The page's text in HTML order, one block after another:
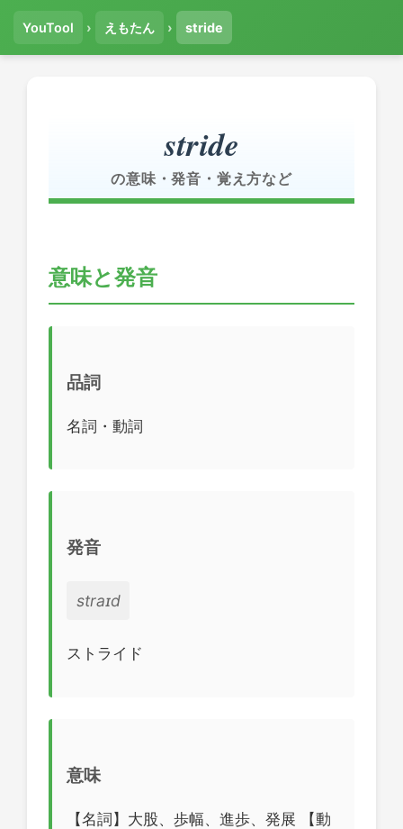
YouTool › えもたん › stride
stride
の意味・発音・覚え方など
意味と発音
品詞
名詞・動詞
発音
straɪd
ストライド
意味
【名詞】大股、歩幅、進歩、発展 【動